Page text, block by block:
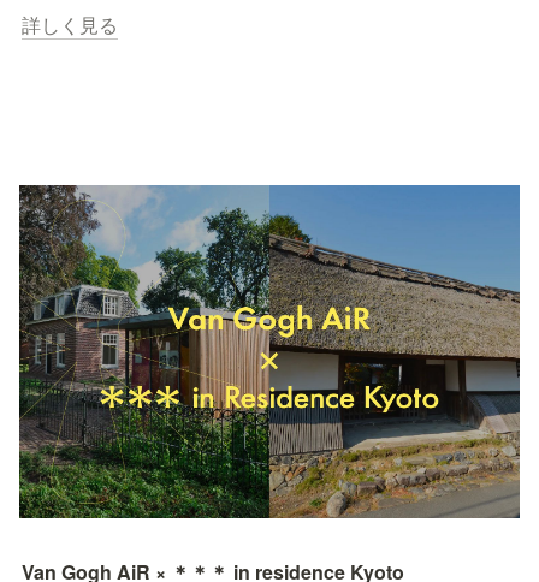
詳しく見る
Van Gogh AiR × ＊＊＊ in residence Kyoto